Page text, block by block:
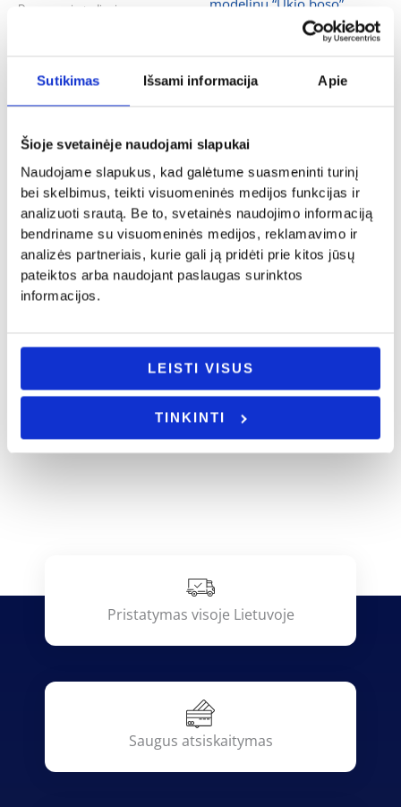
Sutikimas Išsami informacija Apie
Šioje svetainėje naudojami slapukai
Naudojame slapukus, kad galėtume suasmeninti turinį
bei skelbimus, teikti visuomeninės medijos funkcijas ir
analizuoti srautą. Be to, svetainės naudojimo informaciją
bendriname su visuomeninės medijos, reklamavimo ir
analizės partneriais, kurie gali ją pridėti prie kitos jūsų
pateiktos arba naudojant paslaugas surinktos
informacijos.
LEISTI VISUS
TINKINTI
Dovanos gimtadienio proga
24.00€
Į KREPŠELĮ
Dovanos gimtadienio proga
Puodelis dekoruotas modelinu
„Super senelis”
VARIANTĄ
Dovanos gimtadienio proga
Siuvinėtas rankšluostis
14.00€
Dovanos gimtadienio proga
VARIANTĄ
Pristatymas visoje Lietuvoje
Saugus atsiskaitymas